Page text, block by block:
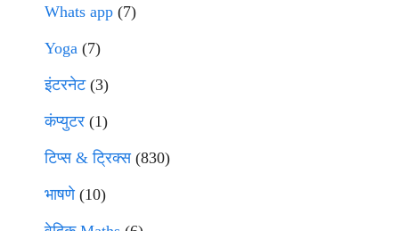
Whats app (7)
Yoga (7)
इंटरनेट(3)
कंप्युटर (1)
टिप्स & ट्रिक्स(830)
भाषणे(10)